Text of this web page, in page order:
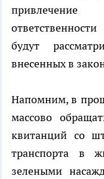
будут
внесенных в
Напомним, в
массово
квитанций со
транспорта в
зелеными